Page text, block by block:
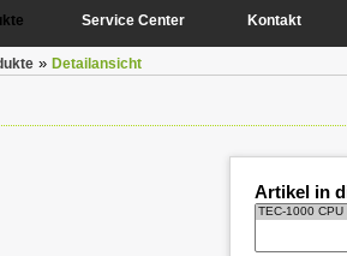
Service Center Kontakt
» Detailansicht
Artikel in